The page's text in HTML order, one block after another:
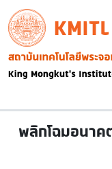
Skip to main content
KMITL
Image
พลิกโฉมอนาค